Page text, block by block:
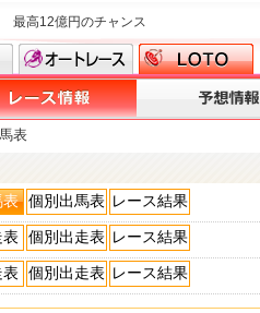
最高12億円のチャンス
表
表 個別出馬表 レース結果
表 個別出走表 レース結果
表 個別出走表 レース結果